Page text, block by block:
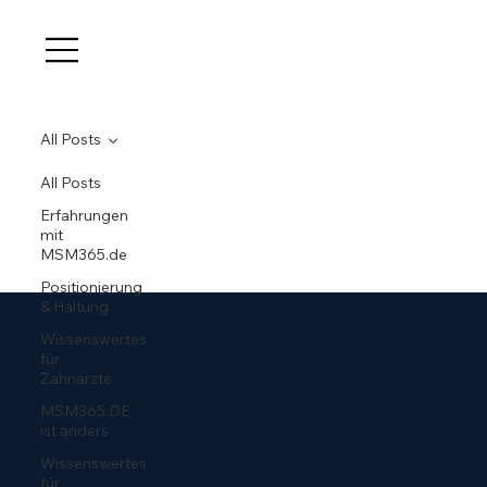
All Posts
Erfahrungen
mit
MSM365.de
Positionierung
& Haltung
Wissenswertes
für
Zahnärzte
MSM365.DE
ist anders
Wissenswertes
für
All Posts